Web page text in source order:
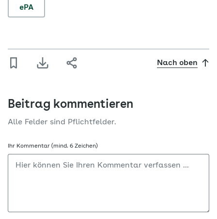
ePA
Nach oben
Beitrag kommentieren
Alle Felder sind Pflichtfelder.
Ihr Kommentar (mind. 6 Zeichen)